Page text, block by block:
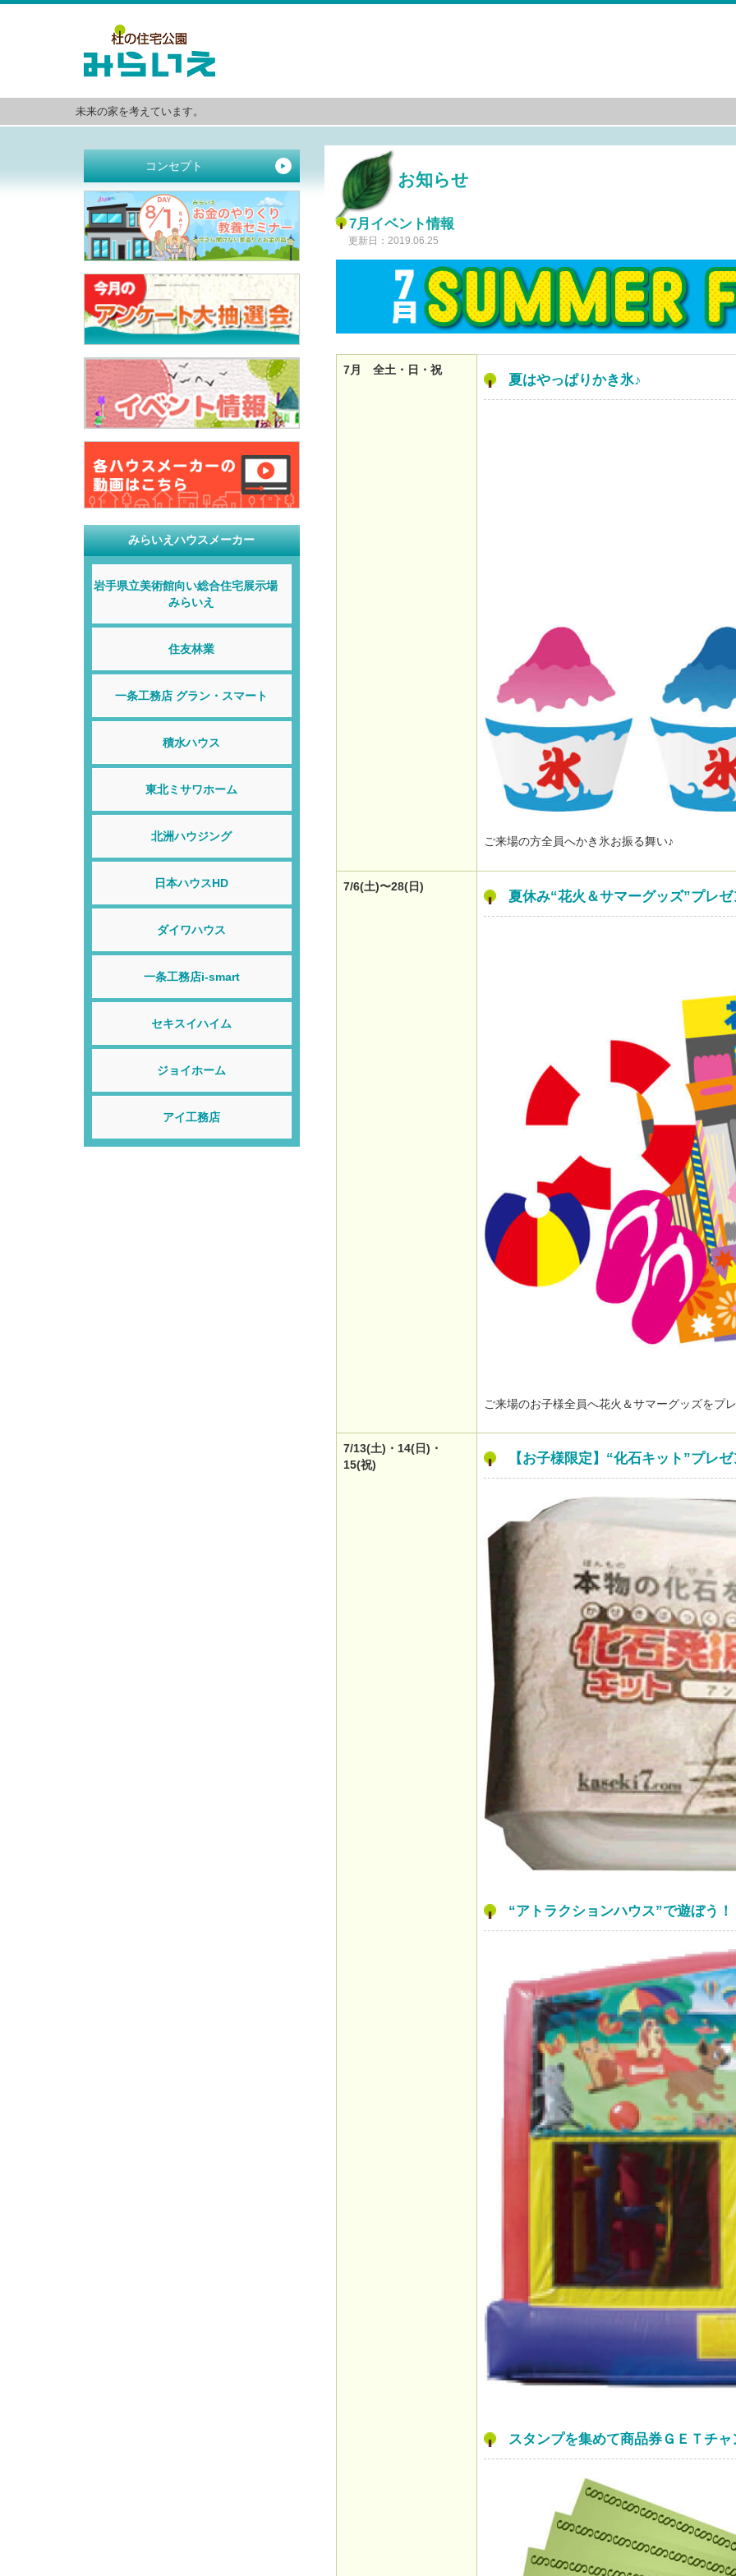
未来の家を考えています。
コンセプト ▶
みらいえハウスメーカー
岩手県立美術館向い総合住宅展示場
みらいえ
住友林業
一条工務店 グラン・スマート
積水ハウス
東北ミサワホーム
北洲ハウジング
日本ハウスHD
ダイワハウス
一条工務店i-smart
セキスイハイム
ジョイホーム
アイ工務店
お知らせ
7月イベント情報
更新日：2019.06.25
7月 全土・日・祝
夏はやっぱりかき氷♪
ご来場の方全員へかき氷お振る舞い♪
7/6(土)〜28(日)
夏休み“花火＆サマーグッズ”プレゼ
ご来場のお子様全員へ花火＆サマーグッズをプ
7/13(土)・14(日)・
15(祝)
【お子様限定】“化石キット”プレ
“アトラクションハウス”で遊ぼう！
スタンプを集めて商品券ＧＥＴチャ